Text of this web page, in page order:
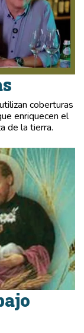
coberturas
enriquecen el
de la tierra.